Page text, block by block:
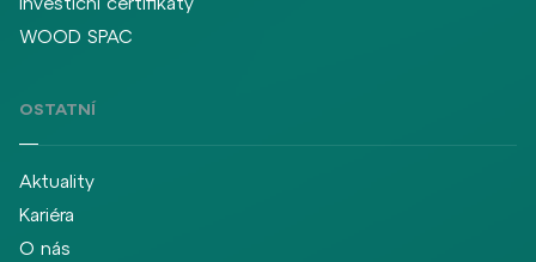
WOOD SPAC
OSTATNÍ
Aktuality
Kariéra
O nás